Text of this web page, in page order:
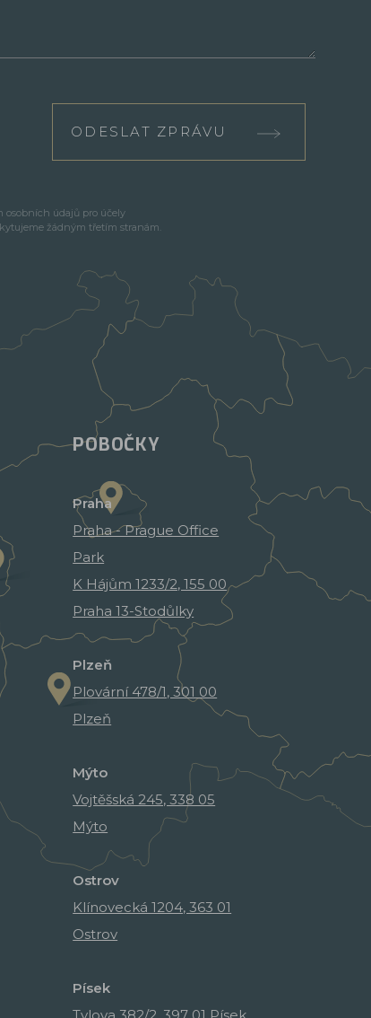
ODESLAT ZPRÁVU
osobních údajů pro účely
žádným třetím stranám.
POBOČKY
Praha
Praha - Prague Office
Park
K Hájům 1233/2, 155 00
Praha 13-Stodůlky
Plzeň
Plovární 478/1, 301 00
Plzeň
Mýto
Vojtěšská 245, 338 05
Mýto
Ostrov
Klínovecká 1204, 363 01
Ostrov
Písek